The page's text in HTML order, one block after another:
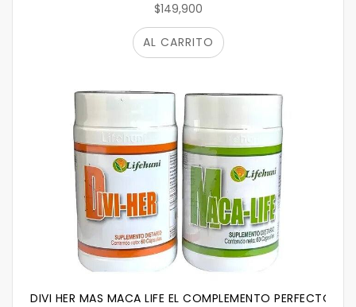
$149,900
AL CARRITO
DIVI HER MAS MACA LIFE EL COMPLEMENTO PERFECTO